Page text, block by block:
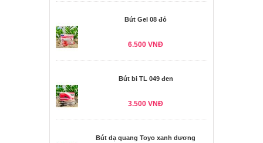
Bút Gel 08 đỏ
6.500 VNĐ
Bút bi TL 049 đen
3.500 VNĐ
Bút dạ quang Toyo xanh dương